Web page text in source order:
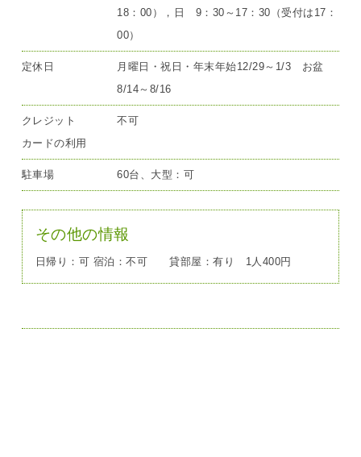
18：00），日 9：30～17：30（受付は17：
00）
定休日
月曜日・祝日・年末年始12/29～1/3 お盆
8/14～8/16
クレジット
カードの利用
不可
駐車場 60台、大型：可
その他の情報
日帰り：可 宿泊：不可 貸部屋：有り 1人400円